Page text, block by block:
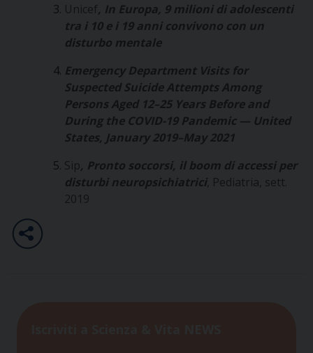
Unicef, In Europa, 9 milioni di adolescenti
tra i 10 e i 19 anni convivono con un
disturbo mentale
Emergency Department Visits for
Suspected Suicide Attempts Among
Persons Aged 12–25 Years Before and
During the COVID-19 Pandemic — United
States, January 2019–May 2021
Sip, Pronto soccorsi, il boom di accessi per
disturbi neuropsichiatrici, Pediatria, sett.
2019